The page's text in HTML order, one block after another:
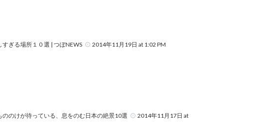
ぎる場所１０選 | つぼNEWS 2014年11月19日 at 1:02 PM
のけが待っている、息をのむ日本の絶景10選
2014年11月17日 at